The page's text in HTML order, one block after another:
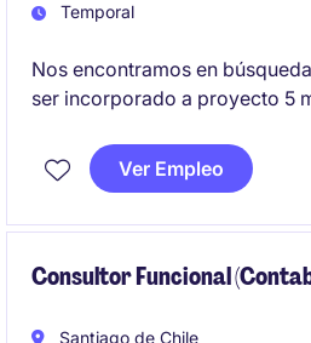
Temporal
Nos encontramos en
ser incorporado a proyecto 5
en la Banca.Ver Empleo
Consultor Funcional
Santiago de Chile